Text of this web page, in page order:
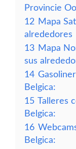
Provincie
12 Mapa
alrededores
13 Mapa
sus
14
Belgica:
15 Talleres
Belgica:
16
Belgica: